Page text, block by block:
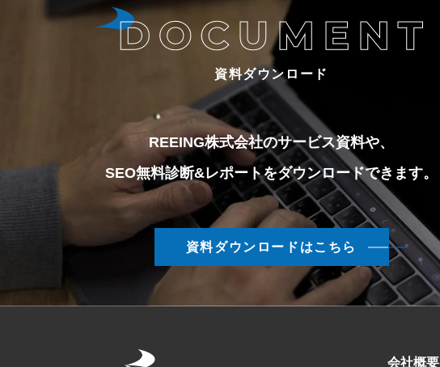
資料ダウンロード
REEING株式会社のサービス資料や、
SEO無料診断&レポートをダウンロードできます。
資料ダウンロードはこちら
会社概要